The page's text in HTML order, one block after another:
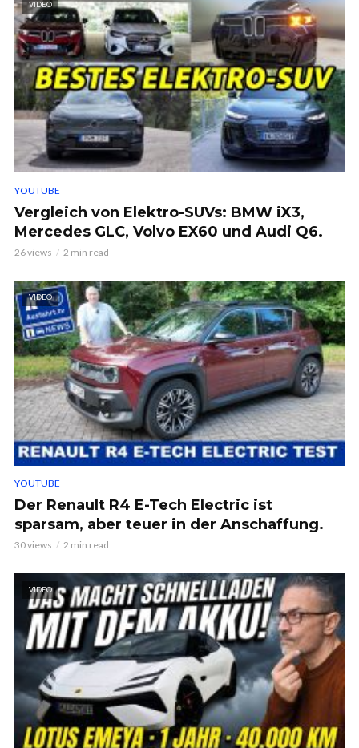
VIDEO
YOUTUBE
Vergleich von Elektro-SUVs: BMW iX3,
Mercedes GLC, Volvo EX60 und Audi Q6.
26 views 2 min read
VIDEO
YOUTUBE
Der Renault R4 E-Tech Electric ist
sparsam, aber teuer in der Anschaffung.
30 views 2 min read
VIDEO